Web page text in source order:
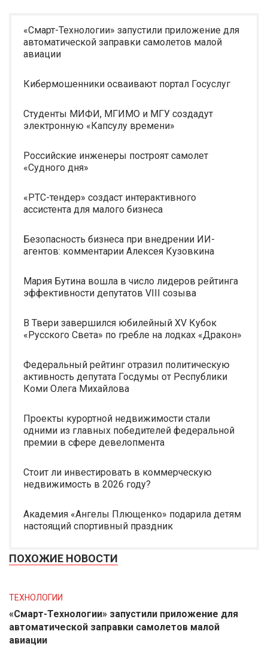
«Смарт-Технологии» запустили приложение для
автоматической заправки самолетов малой
авиации
Кибермошенники осваивают портал Госуслуг
Студенты МИФИ, МГИМО и МГУ создадут
электронную «Капсулу времени»
Российские инженеры построят самолет
«Судного дня»
«РТС-тендер» создаст интерактивного
ассистента для малого бизнеса
Безопасность бизнеса при внедрении ИИ-
агентов: комментарии Алексея Кузовкина
Мария Бутина вошла в число лидеров рейтинга
эффективности депутатов VIII созыва
В Твери завершился юбилейный XV Кубок
«Русского Света» по гребле на лодках «Дракон»
Федеральный рейтинг отразил политическую
активность депутата Госдумы от Республики
Коми Олега Михайлова
Проекты курортной недвижимости стали
одними из главных победителей федеральной
премии в сфере девелопмента
Стоит ли инвестировать в коммерческую
недвижимость в 2026 году?
Академия «Ангелы Плющенко» подарила детям
настоящий спортивный праздник
ПОХОЖИЕ НОВОСТИ
ТЕХНОЛОГИИ
«Смарт-Технологии» запустили приложение для
автоматической заправки самолетов малой
авиации